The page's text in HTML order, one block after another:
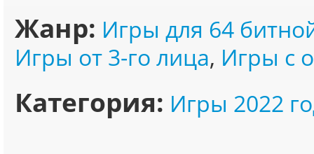
Жанр: Игры для 64
Игры от 3-го лица, Игры с
Категория: Игры 2022